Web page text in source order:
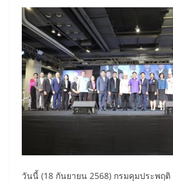
วันนี้ (18 กันยายน 2568) กรมคุมประพฤติ